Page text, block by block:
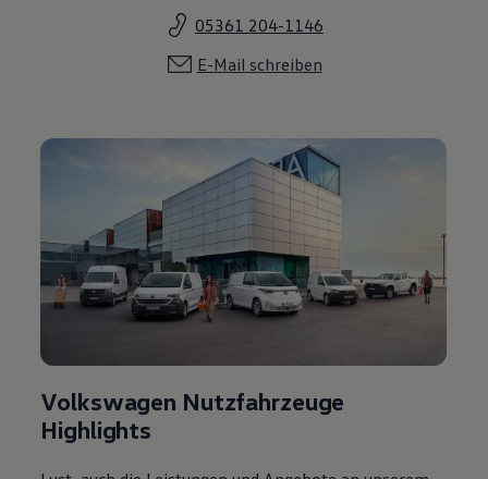
05361 204-1146
E-Mail schreiben
Volkswagen Nutzfahrzeuge
Highlights